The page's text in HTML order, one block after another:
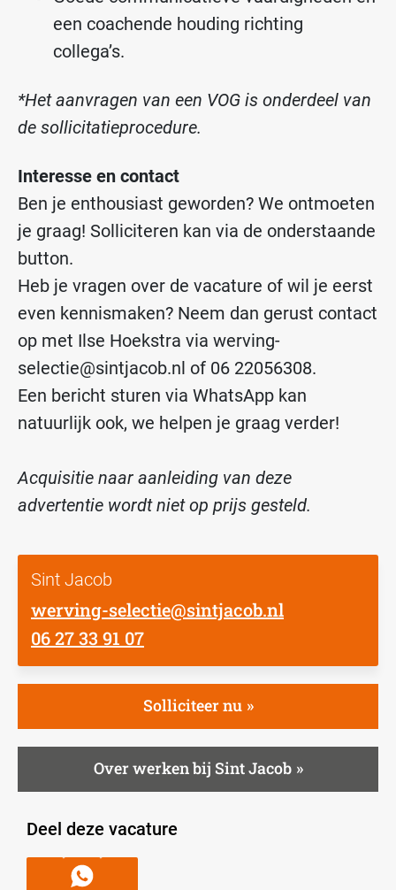
een coachende houding richting
collega’s.
*Het aanvragen van een VOG is onderdeel van
de sollicitatieprocedure.
Interesse en contact
Ben je enthousiast geworden? We ontmoeten
je graag! Solliciteren kan via de onderstaande
button.
Heb je vragen over de vacature of wil je eerst
even kennismaken? Neem dan gerust contact
op met Ilse Hoekstra via werving-
selectie@sintjacob.nl of 06 22056308.
Een bericht sturen via WhatsApp kan
natuurlijk ook, we helpen je graag verder!
Acquisitie naar aanleiding van deze
advertentie wordt niet op prijs gesteld.
Sint Jacob
werving-selectie@sintjacob.nl
06 27 33 91 07
Solliciteer nu
Over werken bij Sint Jacob
Deel deze vacature